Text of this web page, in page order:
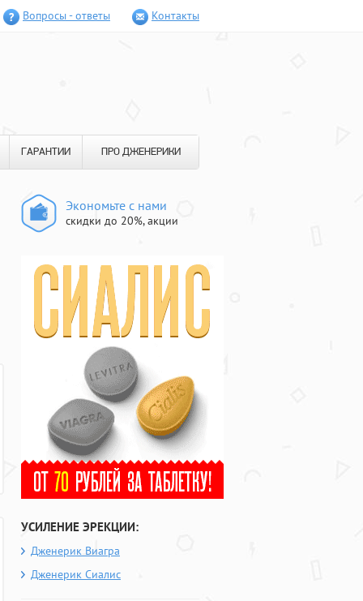
Вопросы - ответы Контакты
ГАРАНТИИ ПРО ДЖЕНЕРИКИ
Экономьте с нами
скидки до 20%, акции
УСИЛЕНИЕ ЭРЕКЦИИ:
Дженерик Виагра
Дженерик Сиалис